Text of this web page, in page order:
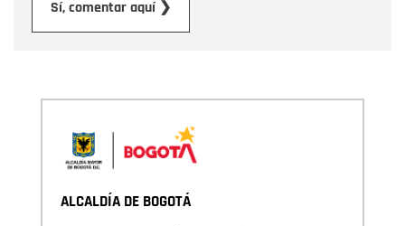
Sí, comentar aquí ❯
ALCALDÍA DE BOGOTÁ